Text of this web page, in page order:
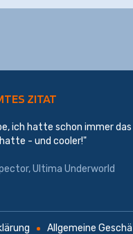
ZITAT
ich hatte schon immer
- und cooler!"
Ultima Underworld
Allgemeine